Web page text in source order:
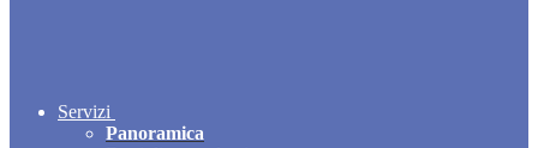
Servizi
Panoramica